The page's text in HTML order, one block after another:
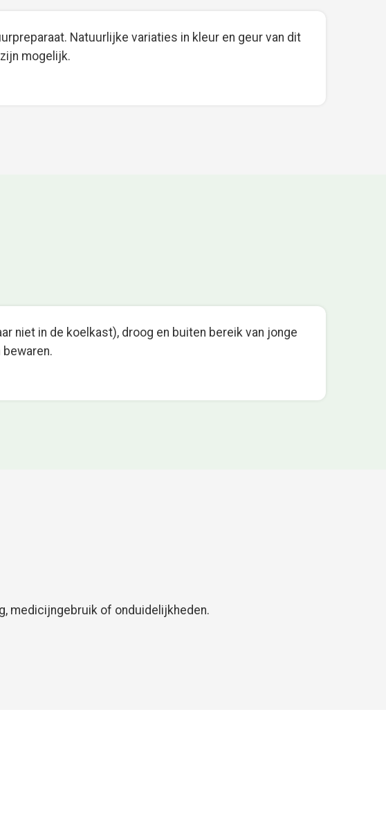
Natuurlijke variaties in kleur en geur van dit
mogelijk.
niet in de koelkast), droog en buiten bereik van jonge
bewaren.
medicijngebruik of onduidelijkheden.